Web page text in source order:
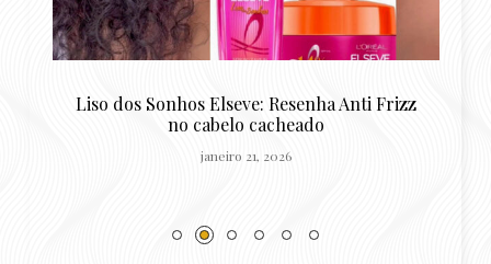
Liso dos Sonhos Elseve: Resenha Anti Frizz
no cabelo cacheado
janeiro 21, 2026